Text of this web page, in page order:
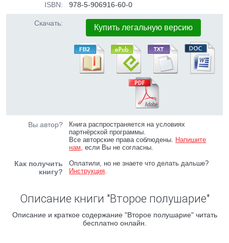
ISBN: 978-5-906916-60-0
Скачать: Купить легальную версию
Вы автор?
Книга распространяется на условиях
партнёрской программы.
Все авторские права соблюдены. Напишите
нам, если Вы не согласны.
Как получить
книгу?
Оплатили, но не знаете что делать дальше?
Инструкция.
Описание книги "Второе полушарие"
Описание и краткое содержание "Второе полушарие" читать
бесплатно онлайн.